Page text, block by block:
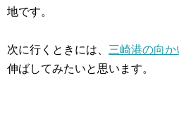
地です。
次に行くときには、 三崎港の向
伸ばしてみたいと思います。